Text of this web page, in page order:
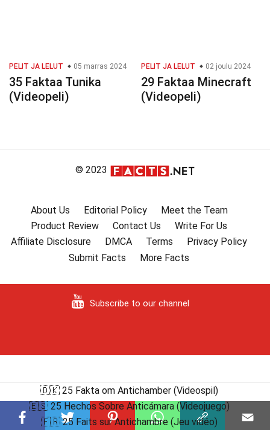
PELIT JA LELUT 05 marras 2024
35 Faktaa Tunika
(Videopeli)
PELIT JA LELUT 02 joulu 2024
29 Faktaa Minecraft
(Videopeli)
© 2023
About Us Editorial Policy
Meet the Team
Product Review
Contact Us
Write For Us
Affiliate Disclosure
DMCA Terms
Privacy Policy
Submit Facts
More Facts
Subscribe to our channel
🇩🇰 25 Fakta om Antichamber (Videospil)
🇪🇸 25 Hechos Sobre Anticámara (Videojuego)
🇫🇷 25 Faits sur Antichambre (Jeu vidéo)